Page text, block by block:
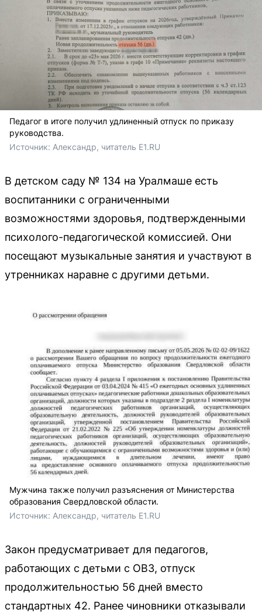
Педагог в итоге получил удлиненный отпуск по приказу
руководства.
Источник: Александр, читатель E1.RU
В детском саду № 134 на Уралмаше есть
воспитанники с ограниченными
возможностями здоровья, подтвержденными
психолого-педагогической комиссией. Они
посещают музыкальные занятия и участвуют в
утренниках наравне с другими детьми.
Мужчина также получил разъяснения от Министерства
образования Свердловской области.
Источник: Александр, читатель E1.RU
Закон предусматривает для педагогов,
работающих с детьми с ОВЗ, отпуск
продолжительностью 56 дней вместо
стандартных 42. Ранее чиновники отказывали